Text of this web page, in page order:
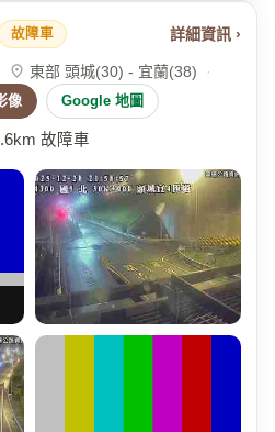
故障車 詳細資訊 ›
東部 頭城(30) - 宜蘭(38)
·
像 Google 地圖
故障車